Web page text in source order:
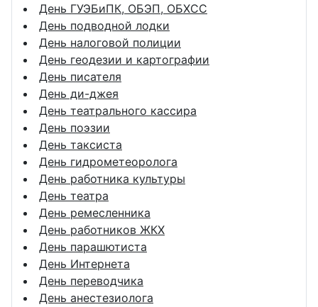
День ГУЭБиПК, ОБЭП, ОБХСС
День подводной лодки
День налоговой полиции
День геодезии и картографии
День писателя
День ди-джея
День театрального кассира
День поэзии
День таксиста
День гидрометеоролога
День работника культуры
День театра
День ремесленника
День работников ЖКХ
День парашютиста
День Интернета
День переводчика
День анестезиолога